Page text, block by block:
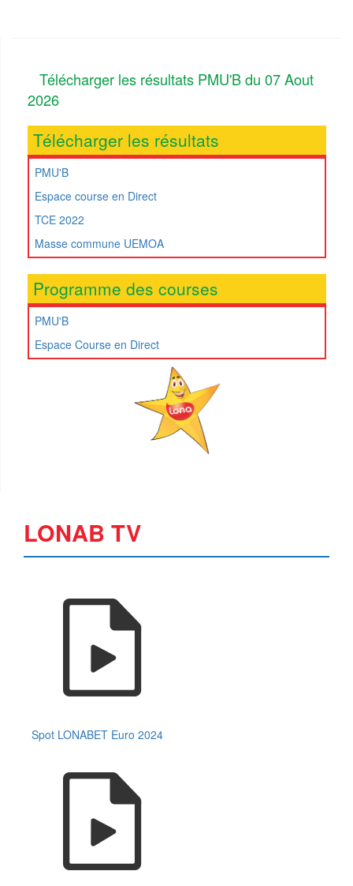
Télécharger les résultats PMU'B du 07 Aout
2026
Télécharger les résultats
PMU'B
Espace course en Direct
TCE 2022
Masse commune UEMOA
Programme des courses
PMU'B
Espace Course en Direct
LONAB TV
Spot LONABET Euro 2024